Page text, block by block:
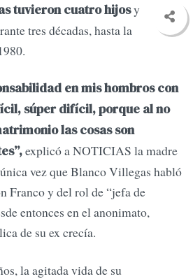
tuvieron cuatro hijosy
tres décadas, hasta la
en mis hombros con
súper difícil, porque al no
las cosas son
explicó a NOTICIAS la madre
vez que Blanco Villegas habló
Franco y del rol de “jefa de
entonces en el anonimato,
de su ex crecía.
la agitada vida de su